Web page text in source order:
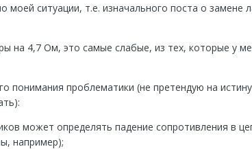
моей ситуации, т.е. изначального поста о замене
на 4,7 Ом, это самые слабые, из тех, которые у
понимания проблематики (не претендую на
может определять падение сопротивления в
например);